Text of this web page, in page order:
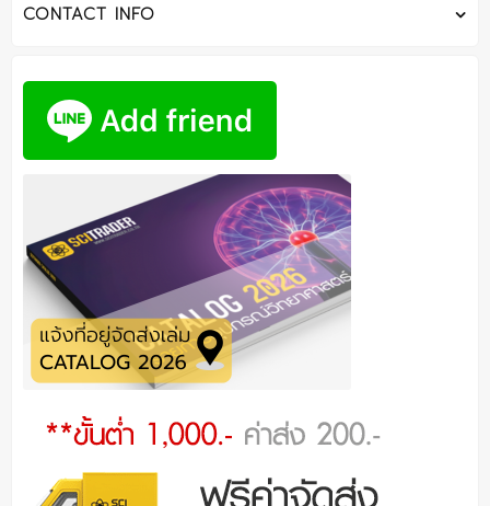
CONTACT INFO